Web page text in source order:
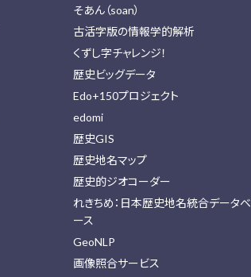
そあん（soan）
古活字版の情報学的解析
くずし字チャレンジ！
歴史ビッグデータ
Edo+150プロジェクト
edomi
歴史GIS
歴史地名マップ
歴史的ジオコーダー
れきちめ：日本歴史地名統合データベ
ース
GeoNLP
画像照合サービス